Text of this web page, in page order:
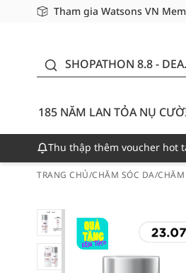
Tham gia Watsons VN
Miễn phí giao hàng cho
Giao hàng nhanh 24h - Áp
SHOPATHON 8.8 -
CƯỜI - GIẢM ĐẾN 50%
185 NĂM LAN TỎA NỤ
Thu thập thêm voucher hot
TRANG CHỦ/CHĂM SÓC DA/